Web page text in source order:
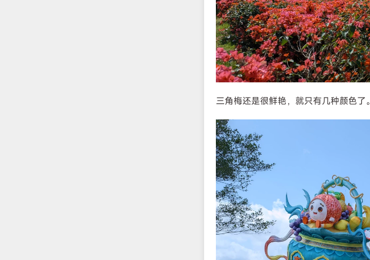
三角梅还是很鲜艳，就只有几种颜色了。